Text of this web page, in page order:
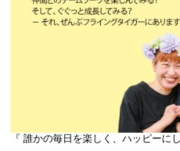
『 誰かの毎日を楽しく、ハッピーに